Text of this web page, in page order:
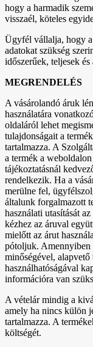
hogy a harmadik
visszaél, köteles
Ügyfél vállalja, hogy a
adatokat szükség
időszerűek, teljesek
MEGRENDELÉS
A vásárolandó áruk
használatára
oldaláról lehet
tulajdonságait a
tartalmazza. A
a termék a
tájékoztatásnál
rendelkezik. Ha a
merülne fel,
általunk forgalmazott
használati utasítását
kézhez az áruval
mielőtt az árut
pótoljuk. Amennyiben
minőségével, alapvető
használhatóságával
információra van
A vételár mindig a
amely ha nincs külön
tartalmazza. A
költségét.